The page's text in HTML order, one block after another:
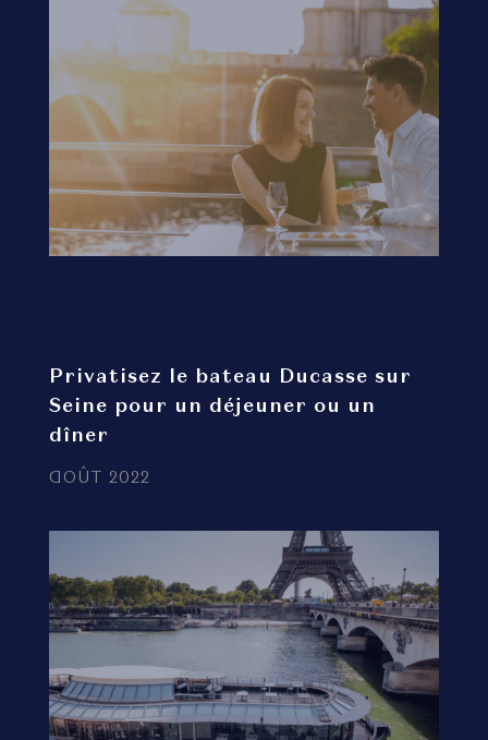
Privatisez le bateau Ducasse sur
Seine pour un déjeuner ou un
dîner
AOÛT 2022